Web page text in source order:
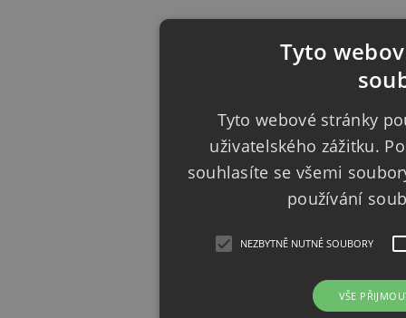
Tyto
Tyto webové stránky
uživatelského zážitku.
souhlasíte se všemi
používání
NEZBYTNĚ NUTNÉ SOUBORY
VŠE